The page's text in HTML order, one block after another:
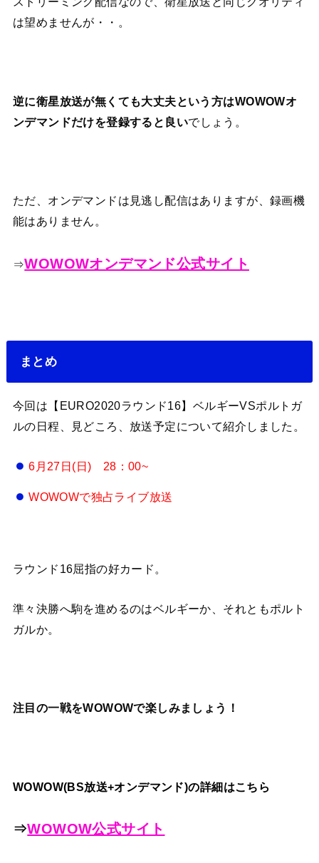
は望めませんが・・。
逆に衛星放送が無くても大丈夫という方はWOWOWオ
ンデマンドだけを登録すると良いでしょう。
ただ、オンデマンドは見逃し配信はありますが、録画機
能はありません。
⇒WOWOWオンデマンド公式サイト
まとめ
今回は【EURO2020ラウンド16】ベルギーVSポルトガ
ルの日程、見どころ、放送予定について紹介しました。
6月27日(日) 28：00~
WOWOWで独占ライブ放送
ラウンド16屈指の好カード。
準々決勝へ駒を進めるのはベルギーか、それともポルト
ガルか。
注目の一戦をWOWOWで楽しみましょう！
WOWOW(BS放送+オンデマンド)の詳細はこちら
⇒WOWOW公式サイト